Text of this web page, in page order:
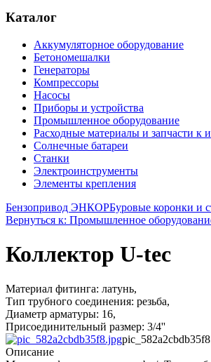
Каталог
Аккумуляторное оборудование
Бетономешалки
Генераторы
Компрессоры
Насосы
Приборы и устройства
Промышленное оборудование
Расходные материалы и запчасти к
Солнечные батареи
Станки
Электроинструменты
Элементы крепления
Бензопривод ЭНКОРБуровые коронки и
Вернуться к: Промышленное
Коллектор U-tec
Материал фитинга: латунь,
Тип трубного соединения: резьба,
Диаметр арматуры: 16,
Присоединительный размер: 3/4''
Описание